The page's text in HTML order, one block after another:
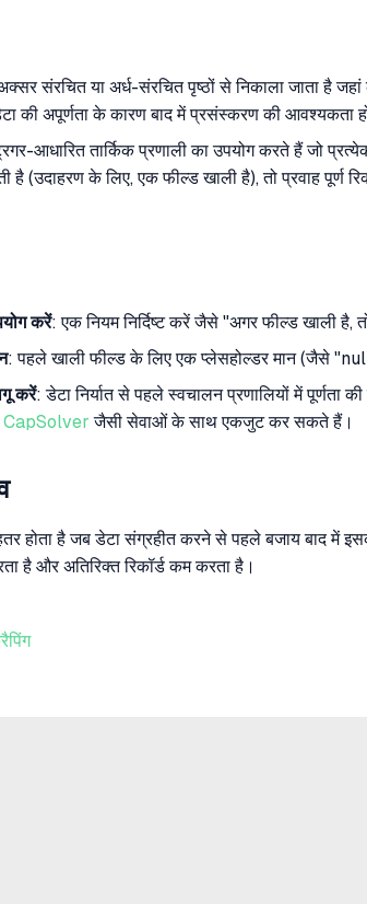
संरचित या अर्ध-संरचित पृष्ठों से निकाला जाता है
की अपूर्णता के कारण बाद में प्रसंस्करण की आवश्यकता
आधारित तार्किक प्रणाली का उपयोग करते हैं जो
है (उदाहरण के लिए, एक फील्ड खाली है), तो प्रवाह
करें: एक नियम निर्दिष्ट करें जैसे "अगर फील्ड खाली है,
: पहले खाली फील्ड के लिए एक प्लेसहोल्डर मान (जैसे
करें: डेटा निर्यात से पहले स्वचालन प्रणालियों में
CapSolver जैसी सेवाओं के साथ एकजुट कर सकते हैं।
होता है जब डेटा संग्रहीत करने से पहले बजाय
है और अतिरिक्त रिकॉर्ड कम करता है।